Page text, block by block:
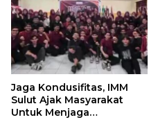
Jaga Kondusifitas, IMM
Sulut Ajak Masyarakat
Untuk Menjaga